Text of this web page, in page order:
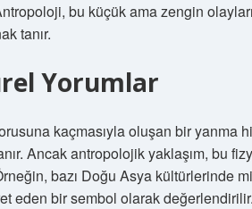
bu küçük ama zengin
tanır.
Yorumlar
kaçmasıyla oluşan bir yanma
Ancak antropolojik yaklaşım, bu
bazı Doğu Asya kültürlerinde
eden bir sembol olarak